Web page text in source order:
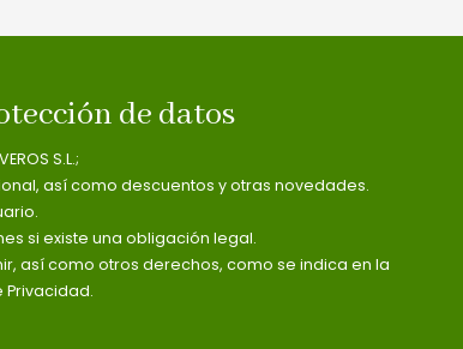
de datos
S.L.;
así como descuentos y otras novedades.
si existe una obligación legal.
así como otros derechos, como se indica en la
Privacidad.